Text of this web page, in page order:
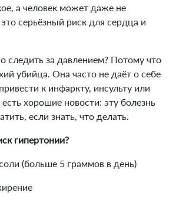
а человек может даже не
серьёзный риск для сердца и
следить за давлением? Потому что
убийца. Она часто не даёт о себе
к инфаркту, инсульту или
хорошие новости: эту болезнь
если знать, что делать.
гипертонии?
(больше 5 граммов в день)